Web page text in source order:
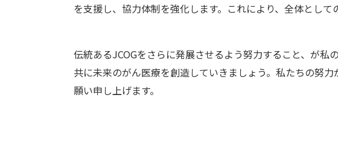
を支援し、協力体制を強化します。これにより、全体とし
伝統あるJCOGをさらに発展させるよう努力すること、が私
共に未来のがん医療を創造していきましょう。私たちの努
願い申し上げます。